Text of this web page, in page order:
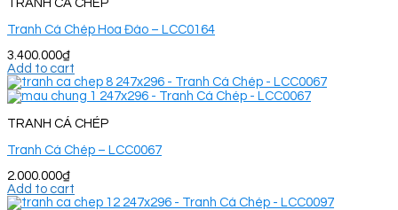
TRANH CÁ CHÉP
Tranh Cá Chép Hoa Đào – LCC0164
3.400.000₫
Add to cart
TRANH CÁ CHÉP
Tranh Cá Chép – LCC0067
2.000.000₫
Add to cart